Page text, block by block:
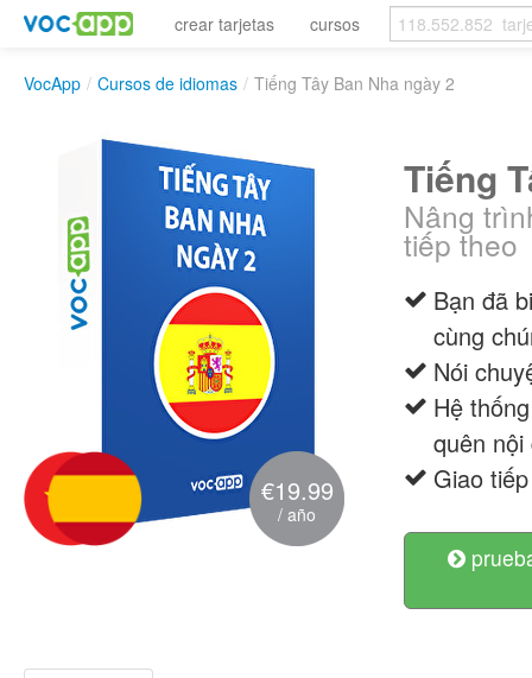
crear tarjetas cursos
VocApp / Cursos de idiomas / Tiếng Tây Ban Nha ngày 2
€19.99
/ año
Tiếng
Nâng
tiếp theo
Bạn đã
cùng
Nói
Hệ
quên
Giao